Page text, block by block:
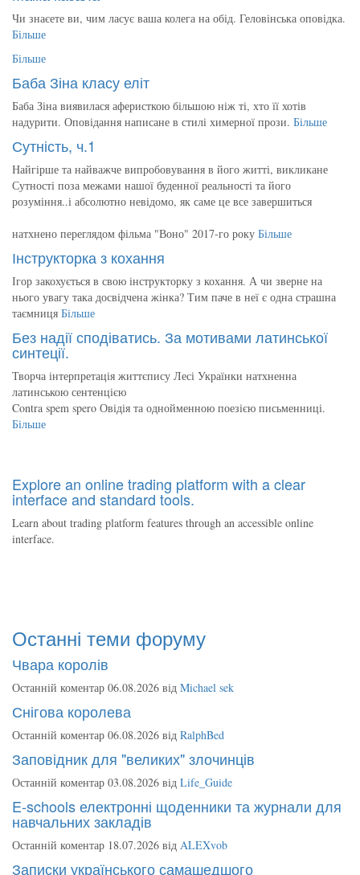
Чи знаєете ви, чим ласує ваша колега на обід. Геловінська оповідка.
Більше
Більше
Баба Зіна класу еліт
Баба Зіна виявилася аферисткою більшою ніж ті, хто її хотів
надурити. Оповідання написане в стилі химерної прози. Більше
Сутність, ч.1
Найгірше та найважче випробовування в його житті, викликане
Сутності поза межами нашої буденної реальності та його
розуміння..і абсолютно невідомо, як саме це все завершиться
натхнено переглядом фільма "Воно" 2017-го року Більше
Інструкторка з кохання
Ігор закохується в свою інструкторку з кохання. А чи зверне на
нього увагу така досвідчена жінка? Тим паче в неї є одна страшна
таємниця Більше
Без надії сподіватись. За мотивами латинської
синтеції.
Творча інтерпретація життєпису Лесі Українки натхненна
латинською сентенцією
Contra spem spero Овідія та однойменною поезією письменниці.
Більше
Explore an online trading platform with a clear
interface and standard tools.
Learn about trading platform features through an accessible online
interface.
Останні теми форуму
Чвара королів
Останній коментар 06.08.2026 від Michael sek
Снігова королева
Останній коментар 06.08.2026 від RalphBed
Заповідник для "великих" злочинців
Останній коментар 03.08.2026 від Life_Guide
E-schools електронні щоденники та журнали для
навчальних закладів
Останній коментар 18.07.2026 від ALEXvob
Записки українського самашедшого